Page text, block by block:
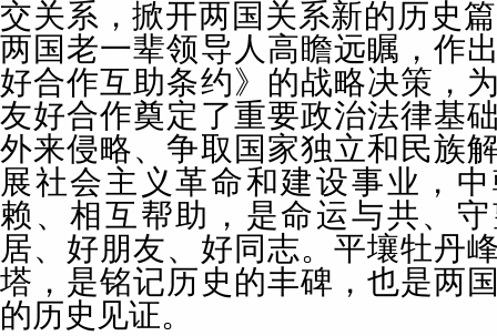
交关系，掀开两国关系新的历史
两国老一辈领导人高瞻远瞩，作
好合作互助条约》的战略决策，
友好合作奠定了重要政治法律基
外来侵略、争取国家独立和民族
展社会主义革命和建设事业，
赖、相互帮助，是命运与共、
居、好朋友、好同志。平壤牡丹
塔，是铭记历史的丰碑，也是两
的历史见证。